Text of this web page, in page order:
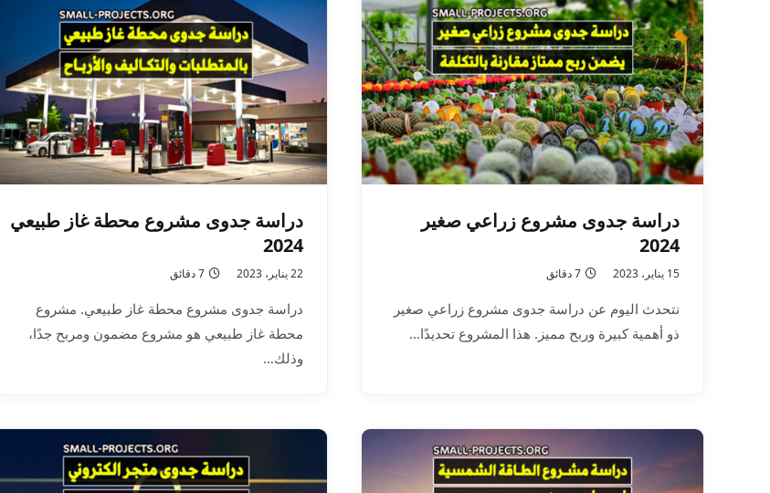
دراسة جدوى مشروع زراعي صغير
2024
15 يناير، 2023 7 دقائق
نتحدث اليوم عن دراسة جدوى مشروع زراعي صغير
ذو أهمية كبيرة وربح مميز. هذا المشروع تحديدًا…
دراسة جدوى مشروع محطة غاز طبيعي
2024
22 يناير، 2023 7 دقائق
دراسة جدوى مشروع محطة غاز طبيعي. مشروع
محطة غاز طبيعي هو مشروع مضمون ومربح جدًا،
وذلك…